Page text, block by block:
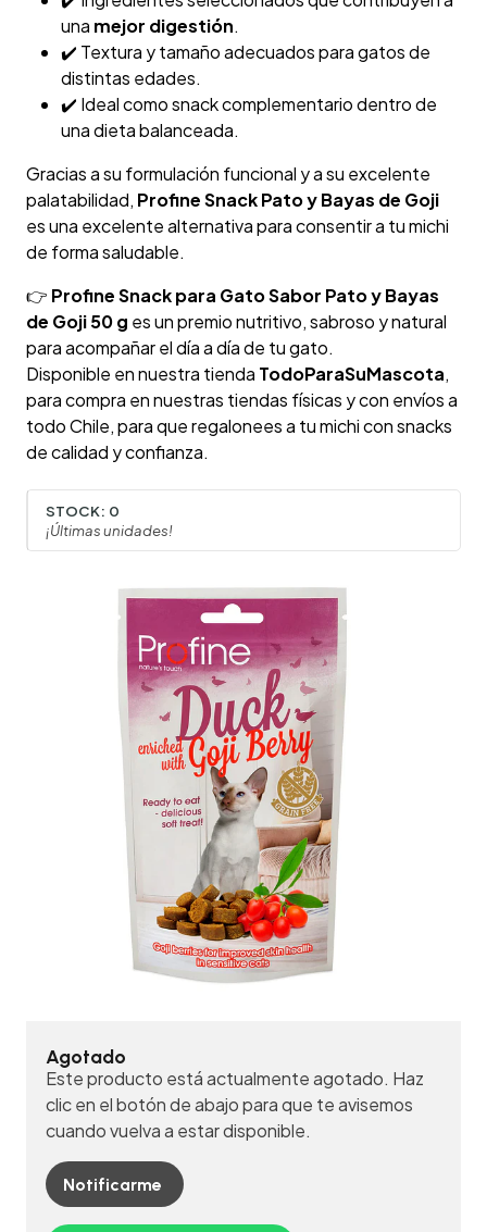
una mejor digestión.
✔️ Textura y tamaño adecuados para gatos de
distintas edades.
✔️ Ideal como snack complementario dentro de
una dieta balanceada.
Gracias a su formulación funcional y a su excelente
palatabilidad, Profine Snack Pato y Bayas de Goji
es una excelente alternativa para consentir a tu michi
de forma saludable.
👉 Profine Snack para Gato Sabor Pato y Bayas
de Goji 50 g es un premio nutritivo, sabroso y natural
para acompañar el día a día de tu gato.
Disponible en nuestra tienda TodoParaSuMascota,
para compra en nuestras tiendas físicas y con envíos a
todo Chile, para que regalonees a tu michi con snacks
de calidad y confianza.
STOCK: 0
¡Últimas unidades!
Agotado
Este producto está actualmente agotado. Haz
clic en el botón de abajo para que te avisemos
cuando vuelva a estar disponible.
Notificarme